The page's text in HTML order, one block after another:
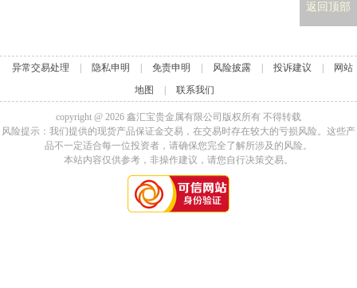
返回顶部
异常交易处理 隐私申明 免责申明 风险披露 投诉建议
网站
地图
联系我们
copyright @ 2026 鑫汇宝贵金属有限公司版权所有 不得转载
风险提示：我们提供的现货产品保证金交易，在交易时存在较大的亏损风险。这些产
品不一定适合每一位投资者，请确保您完全了解所涉及的风险。
本站内容仅供参考，非操作建议，请您自行决策交易。